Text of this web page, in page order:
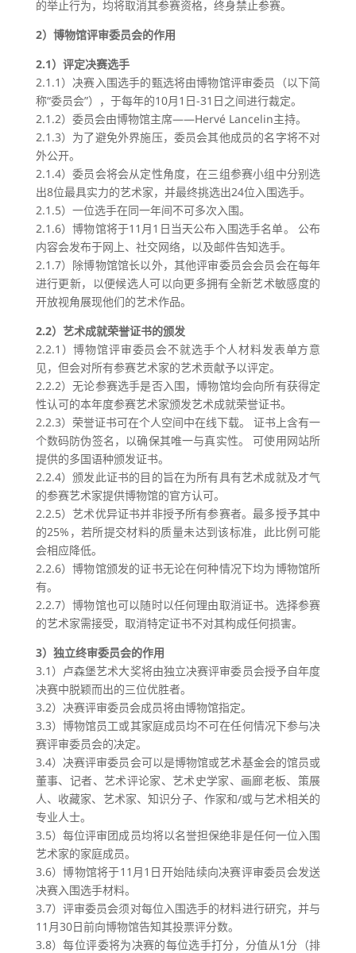
的举止行为，均将取消其参赛资格，终身禁止参赛。
2）博物馆评审委员会的作用
2.1）评定决赛选手
2.1.1）决赛入围选手的甄选将由博物馆评审委员（以下简
称“委员会”），于每年的10月1日-31日之间进行裁定。
2.1.2）委员会由博物馆主席——Hervé Lancelin主持。
2.1.3）为了避免外界施压，委员会其他成员的名字将不对
外公开。
2.1.4）委员会将会从定性角度，在三组参赛小组中分别选
出8位最具实力的艺术家，并最终挑选出24位入围选手。
2.1.5）一位选手在同一年间不可多次入围。
2.1.6）博物馆将于11月1日当天公布入围选手名单。 公布
内容会发布于网上、社交网络，以及邮件告知选手。
2.1.7）除博物馆馆长以外，其他评审委员会会员会在每年
进行更新，以便候选人可以向更多拥有全新艺术敏感度的
开放视角展现他们的艺术作品。
2.2）艺术成就荣誉证书的颁发
2.2.1）博物馆评审委员会不就选手个人材料发表单方意
见，但会对所有参赛艺术家的艺术贡献予以评定。
2.2.2）无论参赛选手是否入围，博物馆均会向所有获得定
性认可的本年度参赛艺术家颁发艺术成就荣誉证书。
2.2.3）荣誉证书可在个人空间中在线下载。 证书上含有一
个数码防伪签名，以确保其唯一与真实性。 可使用网站所
提供的多国语种颁发证书。
2.2.4）颁发此证书的目的旨在为所有具有艺术成就及才气
的参赛艺术家提供博物馆的官方认可。
2.2.5）艺术优异证书并非授予所有参赛者。最多授予其中
的25%，若所提交材料的质量未达到该标准，此比例可能
会相应降低。
2.2.6）博物馆颁发的证书无论在何种情况下均为博物馆所
有。
2.2.7）博物馆也可以随时以任何理由取消证书。选择参赛
的艺术家需接受，取消特定证书不对其构成任何损害。
3）独立终审委员会的作用
3.1）卢森堡艺术大奖将由独立决赛评审委员会授予自年度
决赛中脱颖而出的三位优胜者。
3.2）决赛评审委员会成员将由博物馆指定。
3.3）博物馆员工或其家庭成员均不可在任何情况下参与决
赛评审委员会的决定。
3.4）决赛评审委员会可以是博物馆或艺术基金会的馆员或
董事、记者、艺术评论家、艺术史学家、画廊老板、策展
人、收藏家、艺术家、知识分子、作家和/或与艺术相关的
专业人士。
3.5）每位评审团成员均将以名誉担保绝非是任何一位入围
艺术家的家庭成员。
3.6）博物馆将于11月1日开始陆续向决赛评审委员会发送
决赛入围选手材料。
3.7）评审委员会须对每位入围选手的材料进行研究，并与
11月30日前向博物馆告知其投票评分数。
3.8）每位评委将为决赛的每位选手打分，分值从1分（排